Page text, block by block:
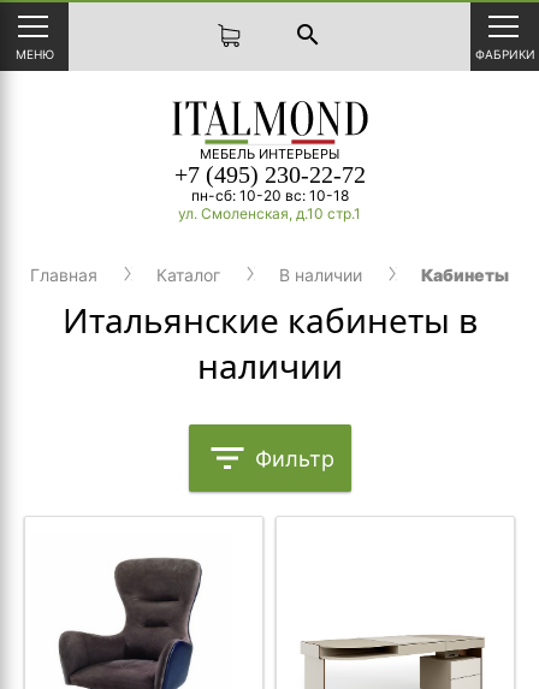
МЕНЮ
search
ФАБРИКИ
МЕБЕЛЬ ИНТЕРЬЕРЫ
+7 (495) 230-22-72
пн-сб: 10-20 вс: 10-18
ул. Смоленская, д.10 стр.1
Главная Каталог В наличии Кабинеты
Итальянские кабинеты в
наличии
filter_list Фильтр